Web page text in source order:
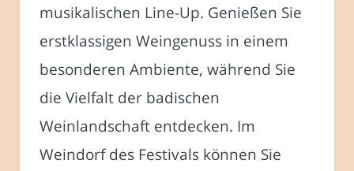
musikalischen Line-Up. Genießen Sie
erstklassigen Weingenuss in einem
besonderen Ambiente, während Sie
die Vielfalt der badischen
Weinlandschaft entdecken. Im
Weindorf des Festivals können Sie